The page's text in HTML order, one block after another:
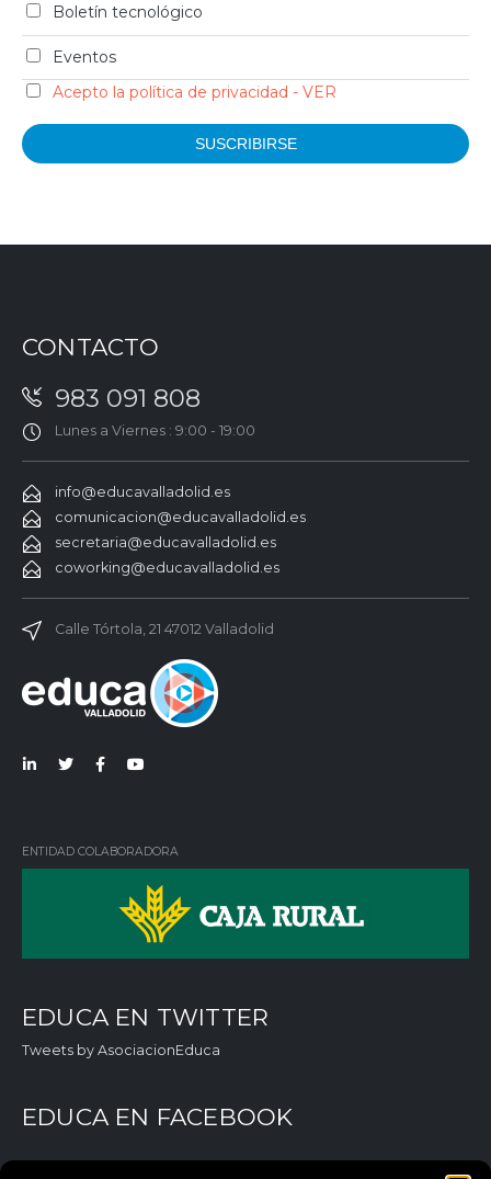
Boletín tecnológico
Eventos
Acepto la política de privacidad - VER
CONTACTO
983 091 808
Lunes a Viernes : 9:00 - 19:00
info@educavalladolid.es
comunicacion@educavalladolid.es
secretaria@educavalladolid.es
coworking@educavalladolid.es
Calle Tórtola, 21 47012 Valladolid
ENTIDAD COLABORADORA
EDUCA EN TWITTER
Tweets by AsociacionEduca
EDUCA EN FACEBOOK